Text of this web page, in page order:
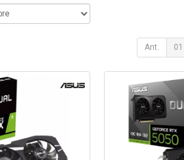
Ant. 01